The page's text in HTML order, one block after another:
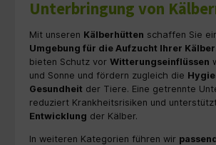
Unterbringung von
Mit unseren Kälberhütten schaffen Sie
Umgebung für die Aufzucht Ihrer Kälber
bieten Schutz vor Witterungseinflüssen
und Sonne und fördern zugleich die
Gesundheit der Tiere. Eine getrennte
reduziert Krankheitsrisiken und
Entwicklung der Kälber.
In weiteren Kategorien führen wir